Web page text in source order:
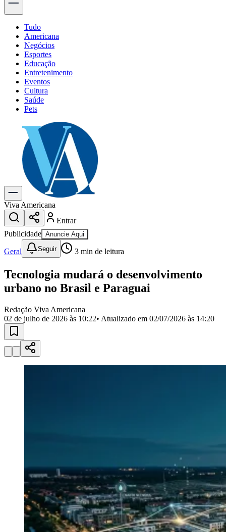
Tudo
Americana
Negócios
Esportes
Educação
Entretenimento
Eventos
Cultura
Saúde
Pets
Explore Tudo
Últimas Notícias
Previsão do Tempo
Dia a Dia & Lazer
Gastronomia
Cinema & Shows
Para Sua Empresa
Anuncie no Portal
Cadastrar Empresa
Divulgar VagasNovo
Publicidade Legal
Eleições
Segurança
Saúde
Meio Ambiente
Obras
Bairros de Americana
CentroJardim Girassol
NamoradosJardim São PauloParque UniversitárioAntônio
Selo Verificado
Portal Educacional
Agenda de Vestibulares
Vagas de Emprego
Concursos
Panorama Econômico
Viva Americana
Entrar
Publicidade Anuncie Aqui
Geral Seguir 3 min de leitura
Tecnologia mudará o desenvolvimento
urbano no Brasil e Paraguai
Redação Viva Americana
02 de julho de 2026 às 10:22• Atualizado em 02/07/2026 às 14:20